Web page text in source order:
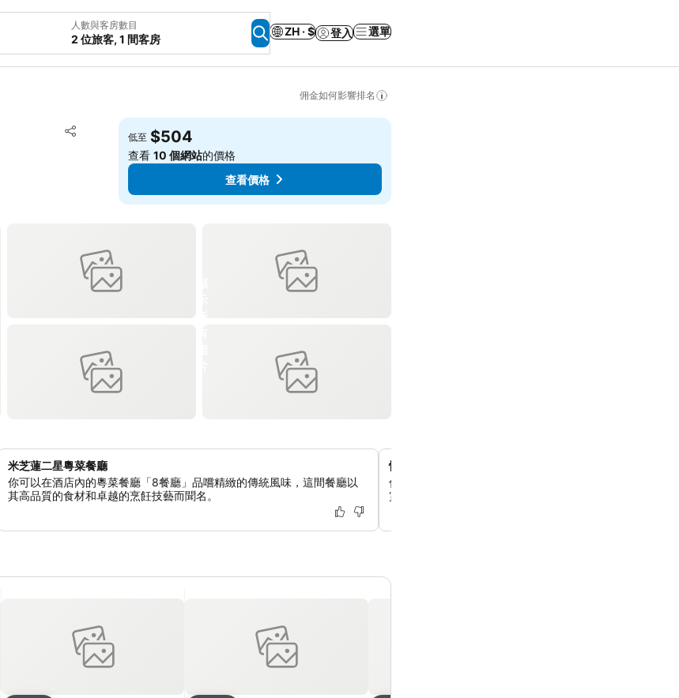
人數與客房數目
2 位旅客, 1 間客房
ZH · $ 登入 選單
佣金如何影響排名
分享
放到收藏夾
低至 $504
查看10 個網站的價格
查看價格
米芝蓮二星粵菜餐廳
你可以在酒店內的粵菜餐廳「8餐廳」品嚐精緻的傳統風味，這間餐廳以
其高品質的食材和卓越的烹飪技藝而聞名。
恆溫室內游泳池
你可以在23樓的泳池享受暢泳，無論天氣如何，這裡都有
賞到180度澳門天際線美景，讓你煥發活力。